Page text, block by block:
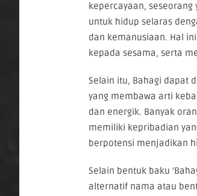
kepercayaan,
untuk hidup selaras
dan kemanusiaan. Hal
kepada sesama, serta
Selain itu, Bahagi dapat
yang membawa arti
dan energik. Banyak
memiliki kepribadian
berpotensi menjadikan
Selain bentuk baku
alternatif nama atau